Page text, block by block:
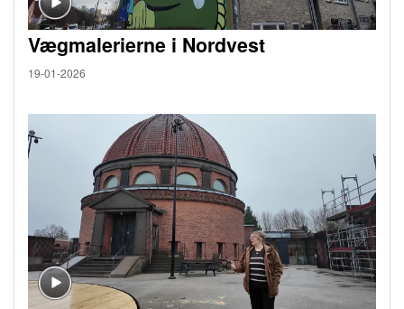
Vægmalerierne i Nordvest
19-01-2026